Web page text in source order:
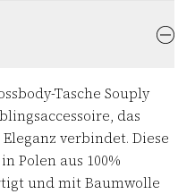
Tasche Souply
das
verbindet. Diese
Polen aus 100%
und mit Baumwolle